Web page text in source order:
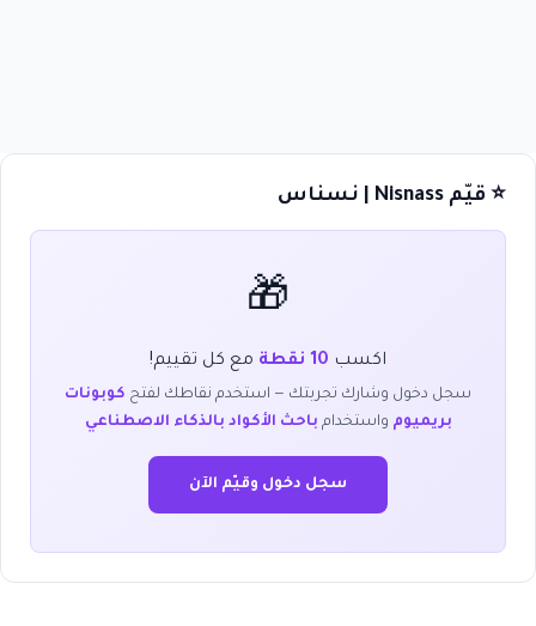
⭐ قيّم Nisnass | نسناس
🎁
اكسب 10 نقطة مع كل تقييم!
سجل دخول وشارك تجربتك — استخدم نقاطك لفتح كوبونات
بريميوم واستخدام باحث الأكواد بالذكاء الاصطناعي
سجل دخول وقيّم الآن